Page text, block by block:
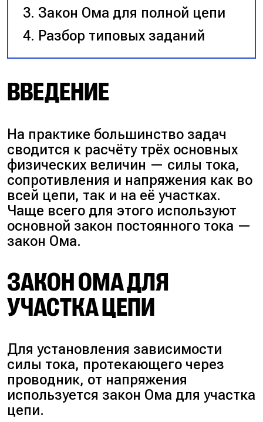
Закон Ома для полной цепи
Разбор типовых заданий
ВВЕДЕНИЕ
На практике большинство задач
сводится к расчёту трёх основных
физических величин — силы тока,
сопротивления и напряжения как во
всей цепи, так и на её участках.
Чаще всего для этого используют
основной закон постоянного тока —
закон Ома.
ЗАКОН ОМА ДЛЯ
УЧАСТКА ЦЕПИ
Для установления зависимости
силы тока, протекающего через
проводник, от напряжения
используется закон Ома для участка
цепи.